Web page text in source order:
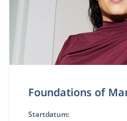
Foundations of
Startdatum: